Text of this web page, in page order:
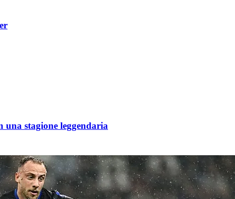
stagione leggendaria